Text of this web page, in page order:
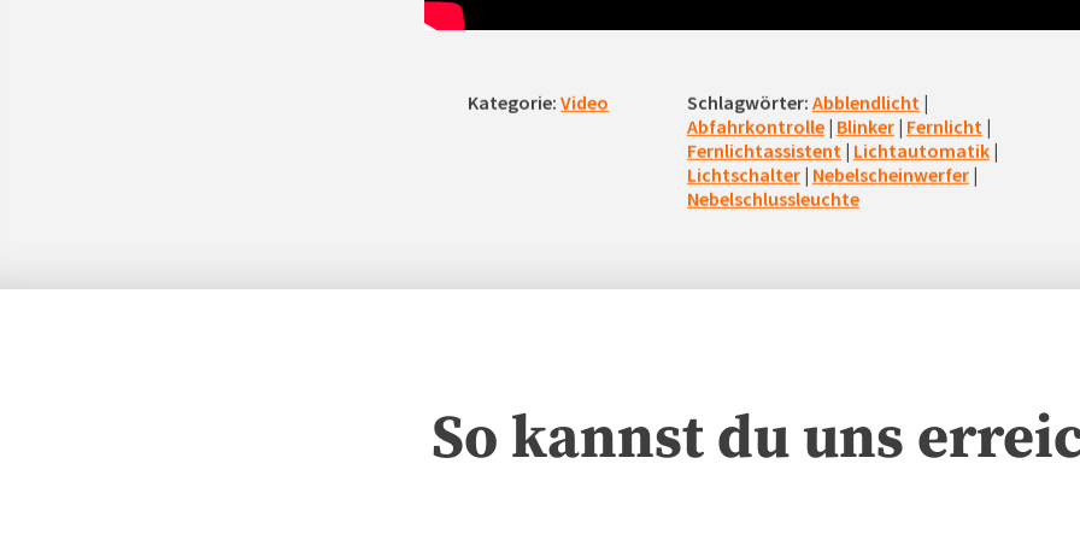
Kategorie:Video Schlagwörter: Abblendlicht |
Abfahrkontrolle| Blinker| Fernlicht |
Fernlichtassistent | Lichtautomatik|
Lichtschalter| Nebelscheinwerfer|
Nebelschlussleuchte
So kannst du uns